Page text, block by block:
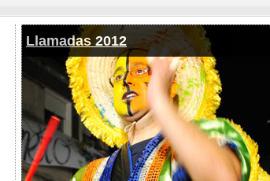
Llamadas 2012